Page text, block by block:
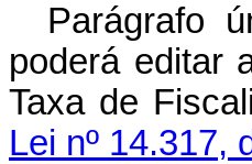
Parágrafo
poderá editar
Taxa de
Lei nº 14.317,